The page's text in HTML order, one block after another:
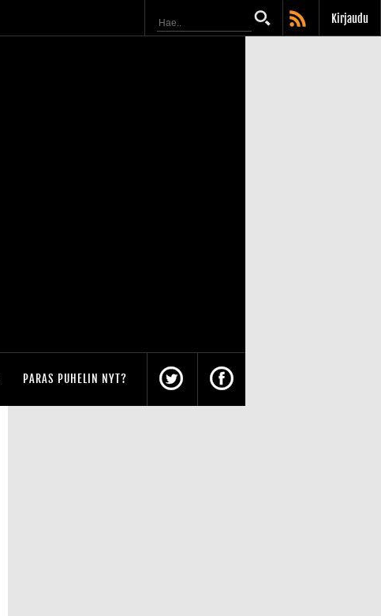
Kirjaudu
PARAS PUHELIN NYT?